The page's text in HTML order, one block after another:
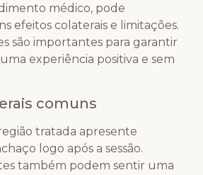
médico, pode
efeitos colaterais e limitações.
são importantes para garantir
experiência positiva e sem
comuns
tratada apresente
logo após a sessão.
também podem sentir uma